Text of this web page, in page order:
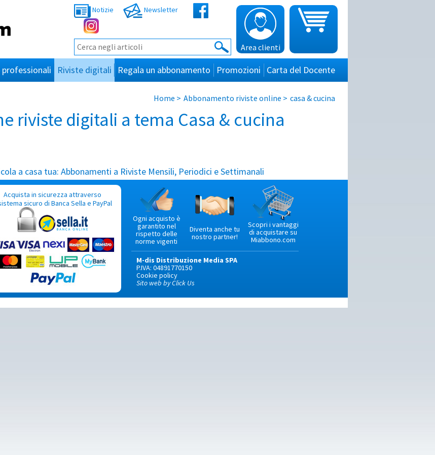
Notizie Newsletter
Area clienti
professionali Riviste digitali Regala un abbonamento Promozioni Carta del Docente
Home > Abbonamento riviste online > casa & cucina
riviste digitali a tema Casa & cucina
a casa tua: Abbonamenti a Riviste Mensili, Periodici e Settimanali
Acquista in sicurezza attraverso
sicuro di Banca Sella e PayPal
Ogni acquisto è
garantito nel
rispetto delle
norme vigenti
Diventa anche tu
nostro partner!
Scopri i vantaggi
di acquistare su
Miabbono.com
M-dis Distribuzione Media SPA
P.IVA: 04891770150
Cookie policy
Sito web by Click Us